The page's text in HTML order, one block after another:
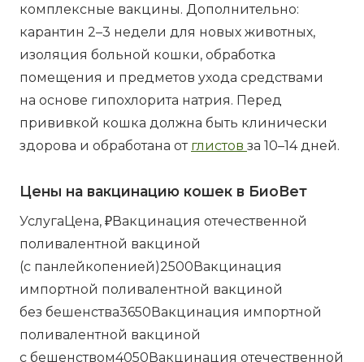
комплексные вакцины. Дополнительно:
карантин 2–3 недели для новых животных,
изоляция больной кошки, обработка
помещения и предметов ухода средствами
на основе гипохлорита натрия. Перед
прививкой кошка должна быть клинически
здорова и обработана от глистов за 10–14 дней.
Цены на вакцинацию кошек в БиоВет
УслугаЦена, ₽Вакцинация отечественной
поливалентной вакциной
(с панлейкопенией)2500Вакцинация
импортной поливалентной вакциной
без бешенства3650Вакцинация импортной
поливалентной вакциной
с бешенством4050Вакцинация отечественной